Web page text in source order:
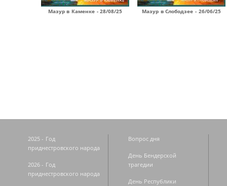
Мазур в Каменке - 28/08/25 Мазур в Слободзее - 26/06/25
2025 - Год
приднестровского народа
2026 - Год
приднестровского народа
Вопрос дня
День Бендерской
трагедии
День Республики